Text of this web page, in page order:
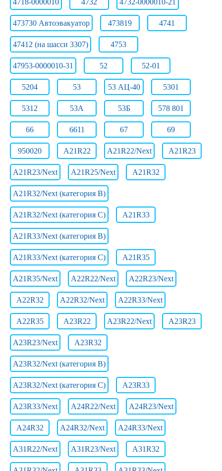
4718-0000010 4732 4732-0000010-21
473730 Автоэвакуатор 473819 4741
47412 (на шасси 3307) 4753
47953-0000010-31 52 52-01
5204 53 53 АЦ-40 5301
5312 53А 53Б 578 801
66 6611 67 69
950020 A21R22 A21R22/Next A21R23
A21R23/Next A21R25/Next A21R32
A21R32/Next (категория B)
A21R32/Next (категория C) A21R33
A21R33/Next (категория B)
A21R33/Next (категория C) A21R35
A21R35/Next A22R22/Next A22R23/Next
A22R32 A22R32/Next A22R33/Next
A22R35 A23R22 A23R22/Next A23R23
A23R23/Next A23R32
A23R32/Next (категория B)
A23R32/Next (категория C) A23R33
A23R33/Next A24R22/Next A24R23/Next
A24R32 A24R32/Next A24R33/Next
A31R22/Next A31R23/Next A31R32